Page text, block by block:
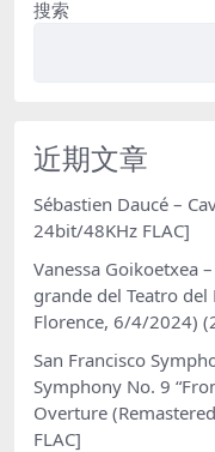
搜索
近期文章
Sébastien Daucé –
24bit/48KHz FLAC]
Vanessa Goikoetxea
grande del Teatro
Florence, 6/4/2024)
San Francisco
Symphony No. 9
Overture
FLAC]